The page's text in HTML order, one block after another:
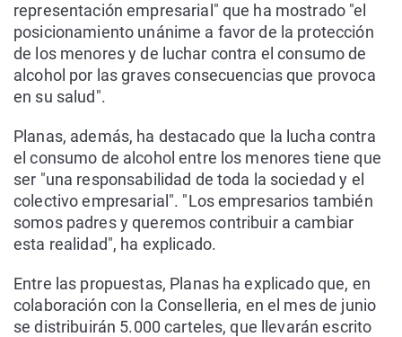
representación empresarial" que ha mostrado "el
posicionamiento unánime a favor de la protección
de los menores y de luchar contra el consumo de
alcohol por las graves consecuencias que provoca
en su salud".
Planas, además, ha destacado que la lucha contra
el consumo de alcohol entre los menores tiene que
ser "una responsabilidad de toda la sociedad y el
colectivo empresarial". "Los empresarios también
somos padres y queremos contribuir a cambiar
esta realidad", ha explicado.
Entre las propuestas, Planas ha explicado que, en
colaboración con la Conselleria, en el mes de junio
se distribuirán 5.000 carteles, que llevarán escrito